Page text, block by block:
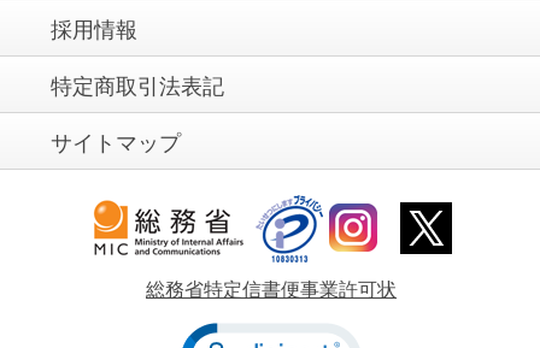
採用情報
特定商取引法表記
サイトマップ
総務省特定信書便事業許可状